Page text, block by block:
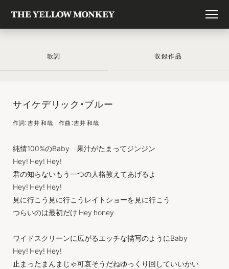
歌詞 収録作品
サイケデリック・ブルー
作詞：吉井 和哉 作曲：吉井 和哉
純情100%のBaby 果汁がたまってジンジン
Hey! Hey! Hey!
君の知らないもう一つの人格教えてあげるよ
Hey! Hey! Hey!
見に行こう見に行こうレイトショーを見に行こう
つらいのは最初だけ Hey honey
ワイドスクリーンに広がるエッチな描写のようにBaby
Hey! Hey! Hey!
止まったまんまじゃ可哀そうだねゆっくり回していいかい